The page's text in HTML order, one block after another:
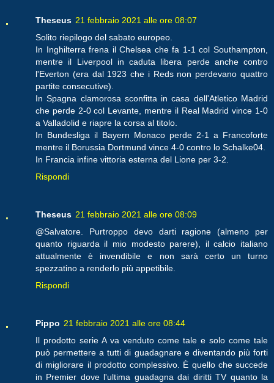
Theseus 21 febbraio 2021 alle ore 08:07
Solito riepilogo del sabato europeo.
In Inghilterra frena il Chelsea che fa 1-1 col Southampton,
mentre il Liverpool in caduta libera perde anche contro
l'Everton (era dal 1923 che i Reds non perdevano quattro
partite consecutive).
In Spagna clamorosa sconfitta in casa dell'Atletico Madrid
che perde 2-0 col Levante, mentre il Real Madrid vince 1-0
a Valladolid e riapre la corsa al titolo.
In Bundesliga il Bayern Monaco perde 2-1 a Francoforte
mentre il Borussia Dortmund vince 4-0 contro lo Schalke04.
In Francia infine vittoria esterna del Lione per 3-2.
Rispondi
Theseus 21 febbraio 2021 alle ore 08:09
@Salvatore. Purtroppo devo darti ragione (almeno per
quanto riguarda il mio modesto parere), il calcio italiano
attualmente è invendibile e non sarà certo un turno
spezzatino a renderlo più appetibile.
Rispondi
Pippo 21 febbraio 2021 alle ore 08:44
Il prodotto serie A va venduto come tale e solo come tale
può permettere a tutti di guadagnare e diventando più forti
di migliorare il prodotto complessivo. È quello che succede
in Premier dove l'ultima guadagna dai diritti TV quanto la